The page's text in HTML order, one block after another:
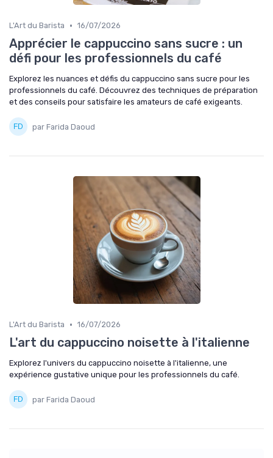
L'Art du Barista • 16/07/2026
Apprécier le cappuccino sans sucre : un
défi pour les professionnels du café
Explorez les nuances et défis du cappuccino sans sucre pour les
professionnels du café. Découvrez des techniques de préparation
et des conseils pour satisfaire les amateurs de café exigeants.
par Farida Daoud
L'Art du Barista • 16/07/2026
L'art du cappuccino noisette à l'italienne
Explorez l'univers du cappuccino noisette à l'italienne, une
expérience gustative unique pour les professionnels du café.
par Farida Daoud